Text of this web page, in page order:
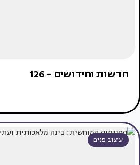
חדשות וחידושים - 126
עיצוב פנים